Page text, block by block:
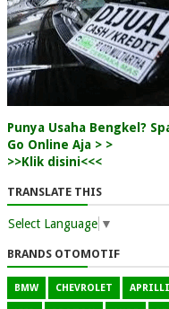
Punya Usaha Bengkel?
Go Online Aja > >
>>Klik disini<<<
TRANSLATE THIS
Select Language ▼
BRANDS OTOMOTIF
BMW CHEVROLET